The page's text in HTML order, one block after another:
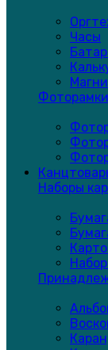
Часы
Фоторамки
Наборы